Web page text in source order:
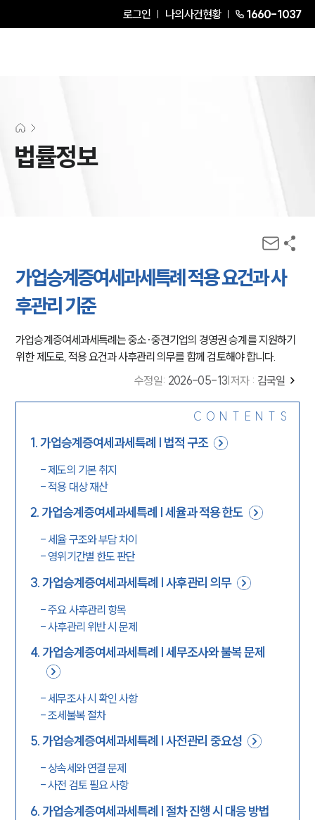
로그인 나의사건현황 1660-1037
법률정보
가업승계증여세과세특례 적용 요건과 사
후관리 기준
가업승계증여세과세특례는 중소·중견기업의 경영권 승계를 지원하기
위한 제도로, 적용 요건과 사후관리 의무를 함께 검토해야 합니다.
수정일: 2026-05-13 저자 : 김국일
CONTENTS
1.가업승계증여세과세특례 | 법적 구조
- 제도의 기본 취지
-적용 대상 재산
2.가업승계증여세과세특례 | 세율과 적용 한도
- 세율 구조와 부담 차이
-영위기간별 한도 판단
3.가업승계증여세과세특례 | 사후관리 의무
-주요 사후관리 항목
-사후관리 위반 시 문제
4.가업승계증여세과세특례 | 세무조사와 불복 문제
- 세무조사 시 확인 사항
-조세불복 절차
5.가업승계증여세과세특례 | 사전관리 중요성
- 상속세와 연결 문제
-사전 검토 필요 사항
6.가업승계증여세과세특례 | 절차 진행 시 대응 방법